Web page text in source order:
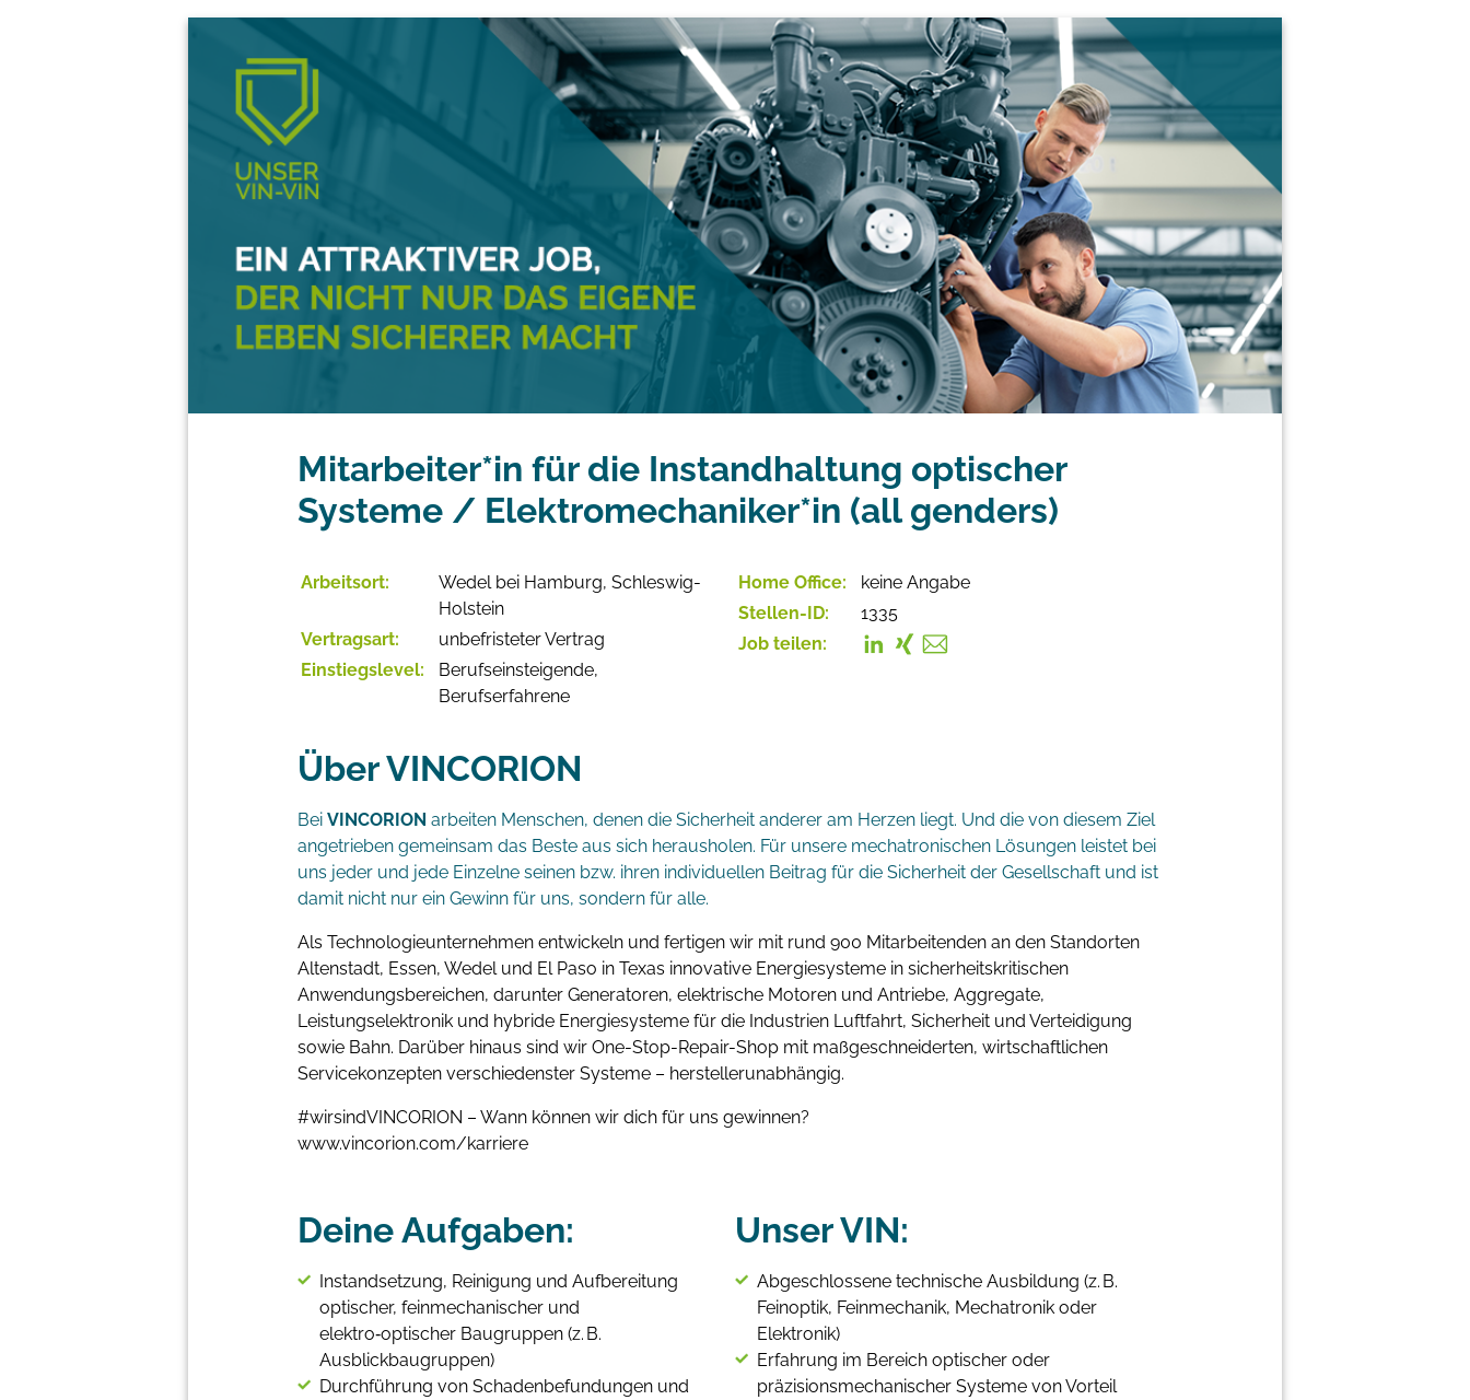
Mitarbeiter*in für die Instandhaltung optischer
Systeme / Elektromechaniker*in (all genders)
Arbeitsort:
Wedel bei Hamburg, Schleswig-
Holstein
Vertragsart:
unbefristeter Vertrag
Einstiegslevel:
Berufseinsteigende,
Berufserfahrene
Home Office:
keine Angabe
Stellen-ID:
1335
Job teilen:
Über VINCORION
Bei VINCORION arbeiten Menschen, denen die Sicherheit anderer am Herzen liegt. Und die von diesem Ziel
angetrieben gemeinsam das Beste aus sich herausholen. Für unsere mechatronischen Lösungen leistet bei
uns jeder und jede Einzelne seinen bzw. ihren individuellen Beitrag für die Sicherheit der Gesellschaft und ist
damit nicht nur ein Gewinn für uns, sondern für alle.
Als Technologieunternehmen entwickeln und fertigen wir mit rund 900 Mitarbeitenden an den Standorten
Altenstadt, Essen, Wedel und El Paso in Texas innovative Energiesysteme in sicherheitskritischen
Anwendungsbereichen, darunter Generatoren, elektrische Motoren und Antriebe, Aggregate,
Leistungselektronik und hybride Energiesysteme für die Industrien Luftfahrt, Sicherheit und Verteidigung
sowie Bahn. Darüber hinaus sind wir One-Stop-Repair-Shop mit maßgeschneiderten, wirtschaftlichen
Servicekonzepten verschiedenster Systeme – herstellerunabhängig.
#wirsindVINCORION – Wann können wir dich für uns gewinnen?
www.vincorion.com/karriere
Deine Aufgaben:
Instandsetzung, Reinigung und Aufbereitung
optischer, feinmechanischer und
elektro‑optischer Baugruppen (z. B.
Ausblickbaugruppen)
Durchführung von Schadenbefundungen und
Unser VIN:
Abgeschlossene technische Ausbildung (z. B.
Feinoptik, Feinmechanik, Mechatronik oder
Elektronik)
Erfahrung im Bereich optischer oder
präzisionsmechanischer Systeme von Vorteil